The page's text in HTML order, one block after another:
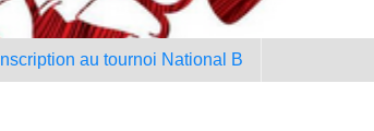
Inscription au tournoi National B